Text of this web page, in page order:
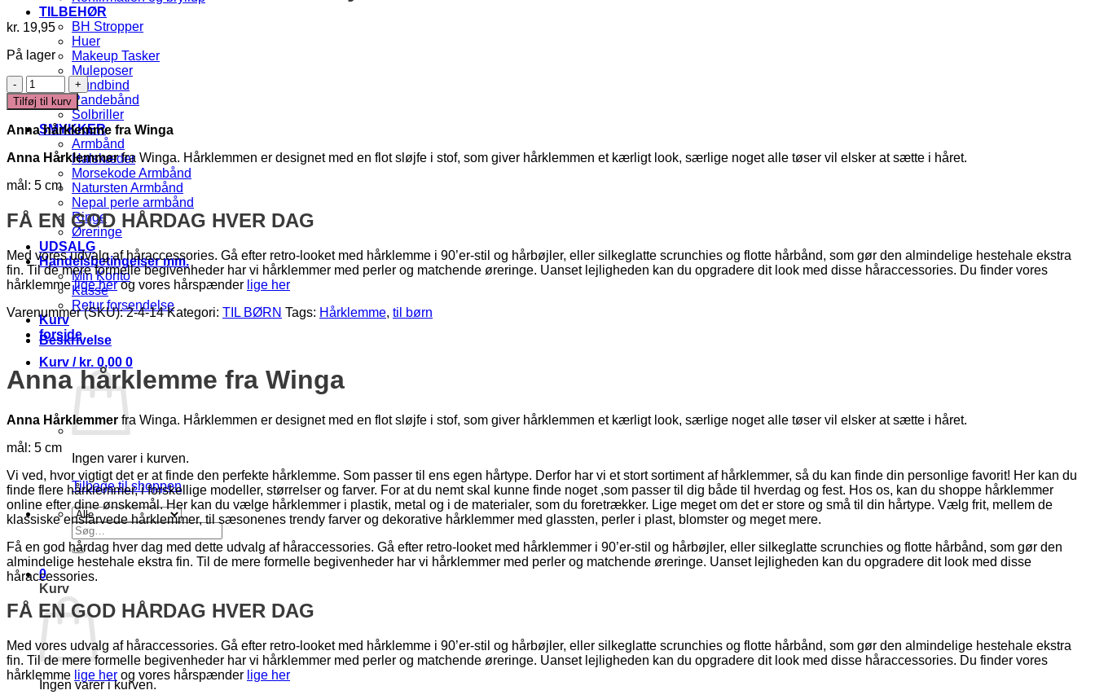
TILBEHØR
BH Stropper
Huer
Makeup Tasker
Muleposer
Mundbind
Pandebånd
Solbriller
SMYKKER
Armbånd
Halskæder
Morsekode Armbånd
Natursten Armbånd
Nepal perle armbånd
Ringe
Øreringe
UDSALG
Handelsbetingelser mm.
Min Konto
Kasse
Retur forsendelse
Kurv
forside
Kurv / kr. 0,00 0
Ingen varer i kurven.
Tilbage til shoppen
Søg
efter:
0
Kurv
Ingen varer i kurven.
kr. 19,95
På lager
Anna
-
Hårklemme
med
antal
Tilføj til kurv
Anna hårklemme fra Winga
Anna Hårklemmerfra Winga. Hårklemmen er designet med en flot sløjfe i stof, som giver hårklemmen et kærligt look, særlige noget alle tøser vil elsker at sætte i håret.
mål: 5 cm
FÅ EN GOD HÅRDAG HVER DAG
Med vores udvalg af håraccessories. Gå efter retro-looket med hårklemme i 90’er-stil og hårbøjler, eller silkeglatte scrunchies og flotte hårbånd, som gør den almindelige hestehale ekstra
fin. Til de mere formelle begivenheder har vi hårklemmer med perler og matchende øreringe. Uanset lejligheden kan du opgradere dit look med disse håraccessories. Du finder vores
hårklemmelige herog vores hårspænder lige her
Varenummer (SKU):2-4-14 Kategori: TIL BØRN Tags: Hårklemme, til børn
Beskrivelse
Anna hårklemme fra Winga
Anna Hårklemmer fra Winga. Hårklemmen er designet med en flot sløjfe i stof, som giver hårklemmen et kærligt look, særlige noget alle tøser vil elsker at sætte i håret.
mål: 5 cm
Vi ved, hvor vigtigt det er at finde den perfekte hårklemme. Som passer til ens egen hårtype. Derfor har vi et stort sortiment af hårklemmer, så du kan finde din personlige favorit! Her kan du
finde flere hårklemmer, i forskellige modeller, størrelser og farver. For at du nemt skal kunne finde noget ,som passer til dig både til hverdag og fest. Hos os, kan du shoppe hårklemmer
online efter dine ønskemål. Her kan du vælge hårklemmer i plastik, metal og i de materialer, som du foretrækker. Lige meget om det er store og små til din hårtype. Vælg frit, mellem de
klassiske ensfarvede hårklemmer, til sæsonenes trendy farver og dekorative hårklemmer med glassten, perler i plast, blomster og meget mere.
Få en god hårdag hver dag med dette udvalg af håraccessories. Gå efter retro-looket med hårklemmer i 90’er-stil og hårbøjler, eller silkeglatte scrunchies og flotte hårbånd, som gør den
almindelige hestehale ekstra fin. Til de mere formelle begivenheder har vi hårklemmer med perler og matchende øreringe. Uanset lejligheden kan du opgradere dit look med disse
håraccessories.
FÅ EN GOD HÅRDAG HVER DAG
Med vores udvalg af håraccessories. Gå efter retro-looket med hårklemme i 90’er-stil og hårbøjler, eller silkeglatte scrunchies og flotte hårbånd, som gør den almindelige hestehale ekstra
fin. Til de mere formelle begivenheder har vi hårklemmer med perler og matchende øreringe. Uanset lejligheden kan du opgradere dit look med disse håraccessories. Du finder vores
hårklemme lige her og vores hårspænder lige her